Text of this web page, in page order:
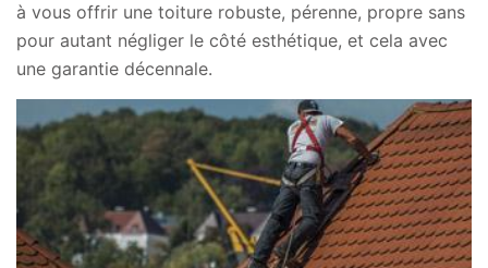
à vous offrir une toiture robuste, pérenne, propre sans
pour autant négliger le côté esthétique, et cela avec
une garantie décennale.